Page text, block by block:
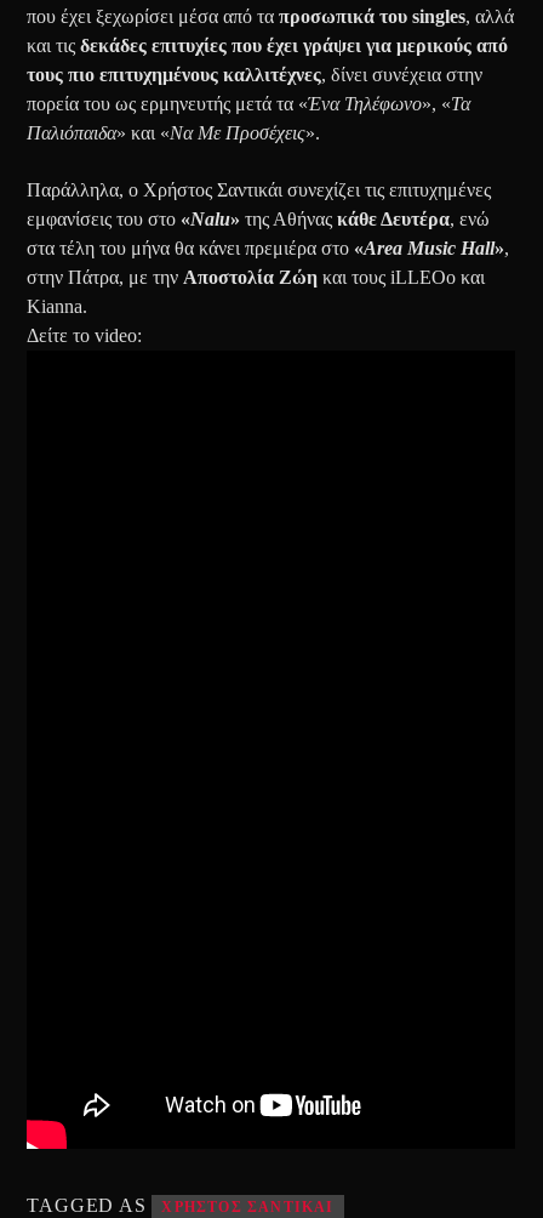
που έχει ξεχωρίσει μέσα από ταπροσωπικά του singles, αλλά
και τιςδεκάδες επιτυχίες που έχει γράψει για μερικούς από
τους πιο επιτυχημένους καλλιτέχνες, δίνει συνέχεια στην
πορεία του ως ερμηνευτής μετά τα «Ένα Τηλέφωνο», «Τα
Παλιόπαιδα» και «Να Με Προσέχεις».
Παράλληλα, ο Χρήστος Σαντικάι συνεχίζει τις επιτυχημένες
εμφανίσεις του στο «Nalu» της Αθήνας κάθε Δευτέρα, ενώ
στα τέλη του μήνα θα κάνει πρεμιέρα στο «Area Music Hall»,
στην Πάτρα, με την Αποστολία Ζώη και τους iLLEOo και
Kianna.
Δείτε το video:
TAGGED AS ΧΡΗΣΤΟΣ ΣΑΝΤΙΚΑΙ